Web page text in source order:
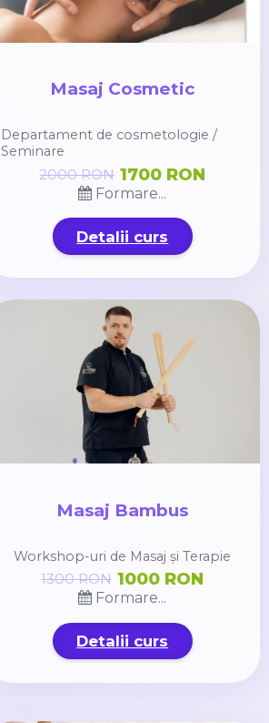
Masaj Cosmetic
Departament de cosmetologie /
Seminare
Formare...
2000 RON 1700 RON
Detalii curs
Masaj Bambus
Workshop-uri de Masaj și Terapie
Formare...
1300 RON 1000 RON
Detalii curs